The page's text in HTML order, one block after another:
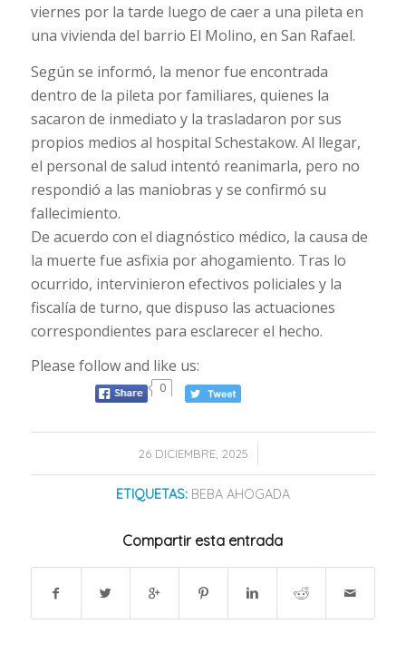
viernes por la tarde luego de caer a una pileta en
una vivienda del barrio El Molino, en San Rafael.
Según se informó, la menor fue encontrada
dentro de la pileta por familiares, quienes la
sacaron de inmediato y la trasladaron por sus
propios medios al hospital Schestakow. Al llegar,
el personal de salud intentó reanimarla, pero no
respondió a las maniobras y se confirmó su
fallecimiento.
De acuerdo con el diagnóstico médico, la causa de
la muerte fue asfixia por ahogamiento. Tras lo
ocurrido, intervinieron efectivos policiales y la
fiscalía de turno, que dispuso las actuaciones
correspondientes para esclarecer el hecho.
Please follow and like us:
0
26 DICIEMBRE, 2025
/
ETIQUETAS: BEBA AHOGADA
Compartir esta entrada